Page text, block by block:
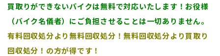
買取りができないバイクは無料で対応いたします！お役様
（バイク名儀者）にご負担させることは一切ありません。
有料回収処分より無料回収処分！無料回収処分より買取り
回収処分！の方が得です！